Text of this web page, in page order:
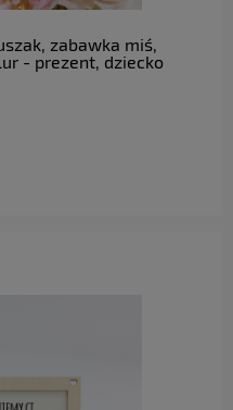
zabawka miś,
- prezent, dziecko